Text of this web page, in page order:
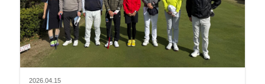
2026.04.15